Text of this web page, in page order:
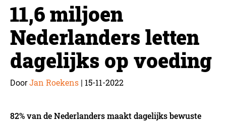
11,6 miljoen
Nederlanders letten
dagelijks op voeding
DoorJan Roekens | 15-11-2022
82% van de Nederlanders maakt dagelijks bewuste